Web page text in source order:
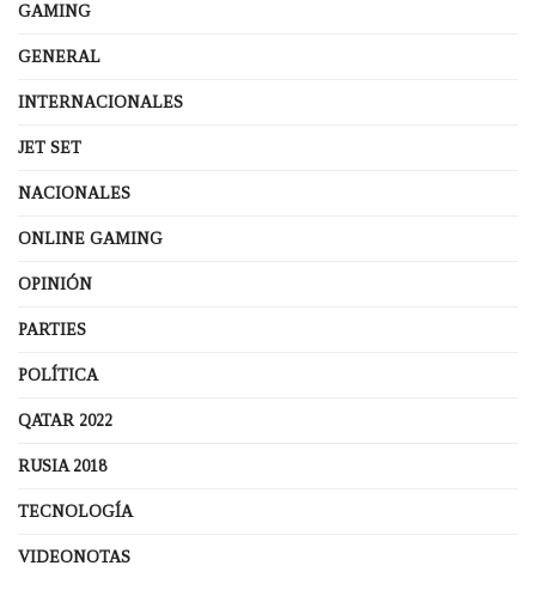
GAMING
GENERAL
INTERNACIONALES
JET SET
NACIONALES
ONLINE GAMING
OPINIÓN
PARTIES
POLÍTICA
QATAR 2022
RUSIA 2018
TECNOLOGÍA
VIDEONOTAS